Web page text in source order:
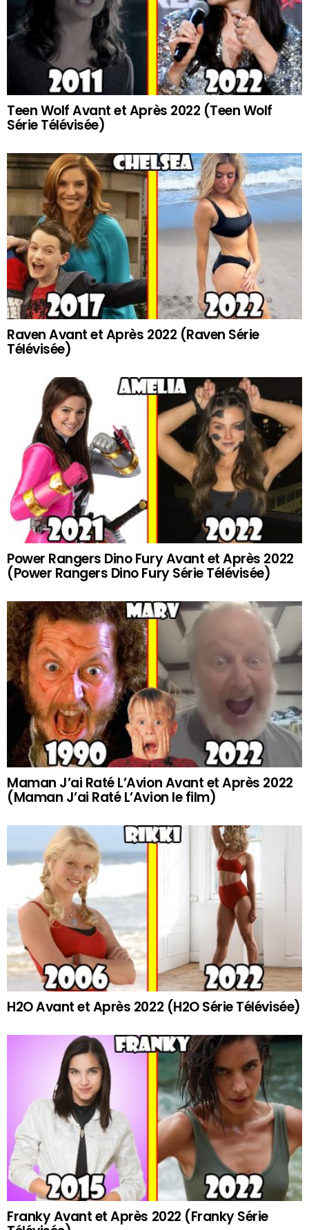
Teen Wolf Avant et Après 2022 (Teen Wolf
Série Télévisée)
Raven Avant et Après 2022 (Raven Série
Télévisée)
Power Rangers Dino Fury Avant et Après 2022
(Power Rangers Dino Fury Série Télévisée)
Maman J’ai Raté L’Avion Avant et Après 2022
(Maman J’ai Raté L’Avion le film)
H2O Avant et Après 2022 (H2O Série Télévisée)
Franky Avant et Après 2022 (Franky Série